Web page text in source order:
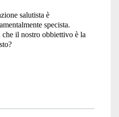
salutista è
specista.
che il nostro obbiettivo è la